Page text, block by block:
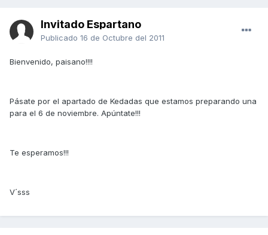
Invitado Espartano
Publicado 16 de Octubre del 2011
Bienvenido, paisano!!!!
Pásate por el apartado de Kedadas que estamos preparando una
para el 6 de noviembre. Apúntate!!!
Te esperamos!!!
V´sss